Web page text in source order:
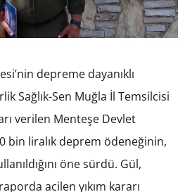
depreme dayanıklı
Sağlık-Sen Muğla İl Temsilcisi
verilen Menteşe Devlet
bin liralık deprem ödeneğinin,
öne sürdü. Gül,
acilen yıkım kararı